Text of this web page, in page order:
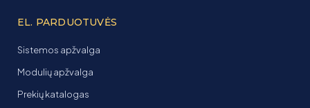
EL. PARDUOTUVĖS
Sistemos apžvalga
Modulių apžvalga
Prekių katalogas